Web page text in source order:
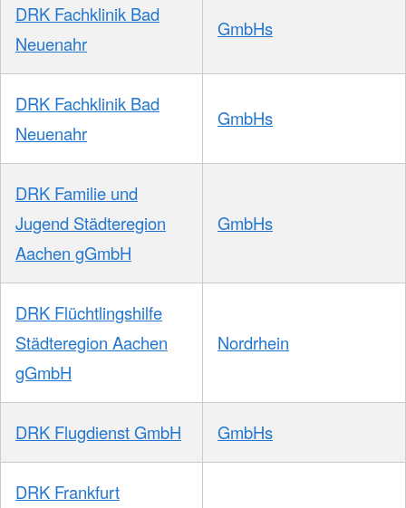
DRK Fachklinik Bad
Neuenahr
GmbHs
DRK Fachklinik Bad
Neuenahr
GmbHs
DRK Familie und
Jugend Städteregion
Aachen gGmbH
GmbHs
DRK Flüchtlingshilfe
Städteregion Aachen
gGmbH
Nordrhein
DRK Flugdienst GmbH GmbHs
DRK Frankfurt